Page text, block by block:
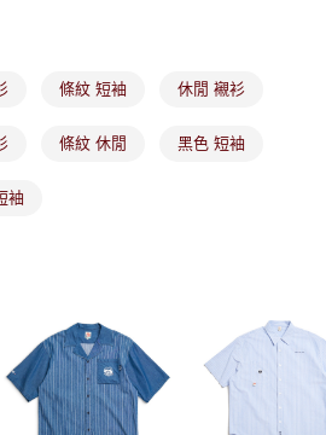
，將依據個別帳號之用戶狀況，依本公司即
止該用戶之使用額度並採取法律行動。
條紋 短袖 休閒 襯衫
條紋 休閒 黑色 短袖
袖